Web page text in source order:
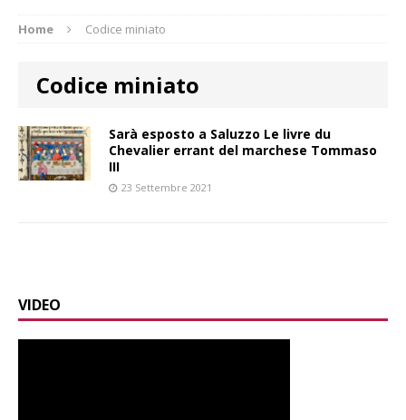
Home Codice miniato
Codice miniato
Sarà esposto a Saluzzo Le livre du
Chevalier errant del marchese Tommaso
III
23 Settembre 2021
VIDEO